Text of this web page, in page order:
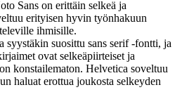
Sans on erittäin selkeä ja
erityisen hyvin työnhakuun
ihmisille.
syystäkin suosittu sans serif -fontti, ja
ovat selkeäpiirteiset ja
konstailematon. Helvetica soveltuu
haluat erottua joukosta selkeyden